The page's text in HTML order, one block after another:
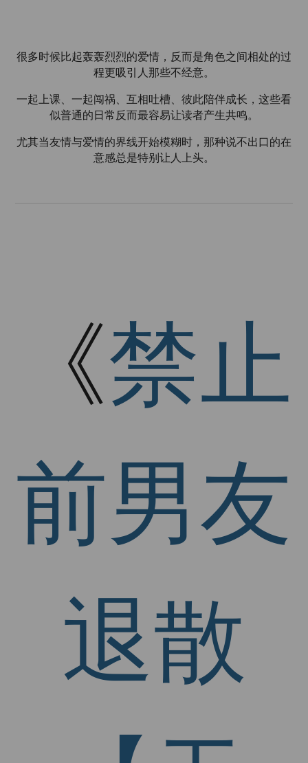
很多时候比起轰轰烈烈的爱情，反而是角色之间相处的过
程更吸引人那些不经意。
一起上课、一起闯祸、互相吐槽、彼此陪伴成长，这些看
似普通的日常反而最容易让读者产生共鸣。
尤其当友情与爱情的界线开始模糊时，那种说不出口的在
意感总是特别让人上头。
《禁止
前男友
退散